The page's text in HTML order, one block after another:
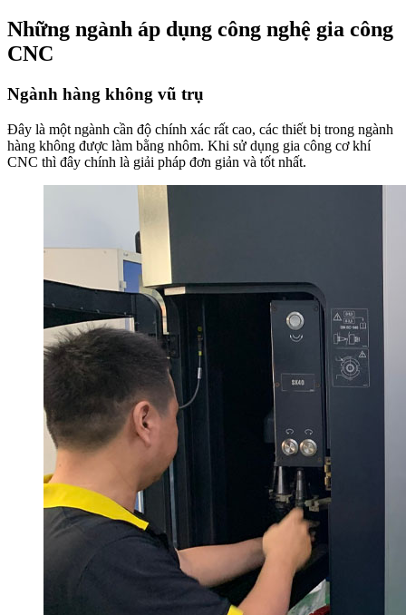
Những ngành áp dụng công nghệ gia công
CNC
Ngành hàng không vũ trụ
Đây là một ngành cần độ chính xác rất cao, các thiết bị trong ngành
hàng không được làm bằng nhôm. Khi sử dụng gia công cơ khí
CNC thì đây chính là giải pháp đơn giản và tốt nhất.